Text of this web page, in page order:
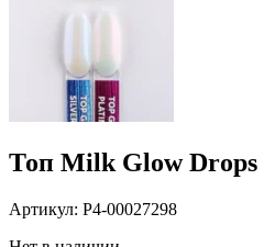
Топ Milk Glow Drops
Артикул: P4-00027298